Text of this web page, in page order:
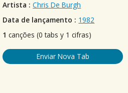
Artista : Chris De Burgh
Data de lançamento : 1982
1 canções (0 tabs y 1 cifras)
Enviar Nova Tab